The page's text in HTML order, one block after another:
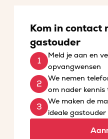
Kom in contact
gastouder
Meld je aan en
opvangwensen
We nemen
om nader kennis
We maken de
ideale gastouder